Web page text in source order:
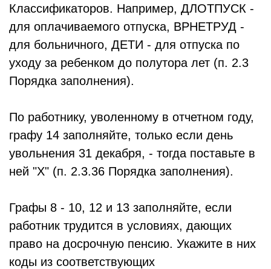
Классификаторов. Например, ДЛОТПУСК -
для оплачиваемого отпуска, ВРНЕТРУД -
для больничного, ДЕТИ - для отпуска по
уходу за ребенком до полутора лет (п. 2.3
Порядка заполнения).
По работнику, уволенному в отчетном году,
графу 14 заполняйте, только если день
увольнения 31 декабря, - тогда поставьте в
ней "X" (п. 2.3.36 Порядка заполнения).
Графы 8 - 10, 12 и 13 заполняйте, если
работник трудится в условиях, дающих
право на досрочную пенсию. Укажите в них
коды из соответствующих